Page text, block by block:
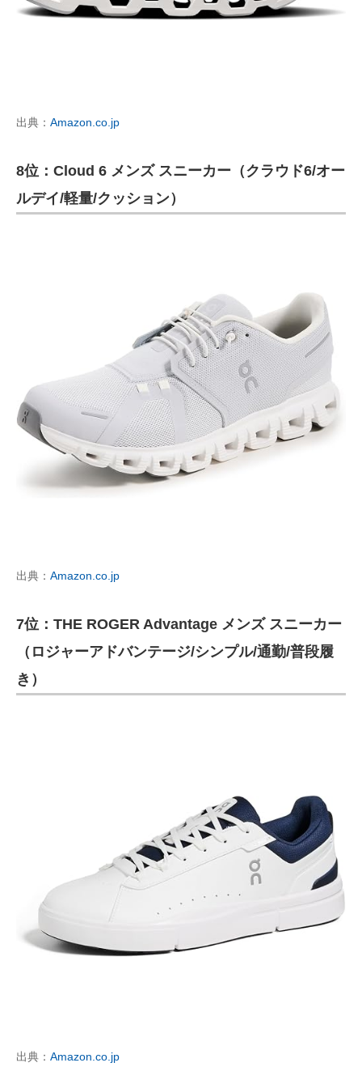
出典： Amazon.co.jp
8位：Cloud 6 メンズ スニーカー（クラウド6/オー
ルデイ/軽量/クッション）
出典： Amazon.co.jp
7位：THE ROGER Advantage メンズ スニーカー
（ロジャーアドバンテージ/シンプル/通勤/普段履
き）
出典： Amazon.co.jp